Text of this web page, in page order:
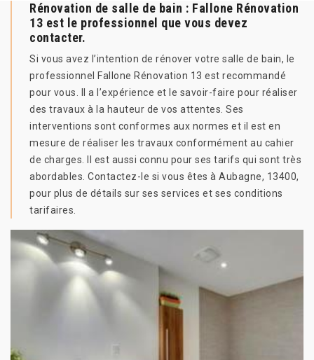
Rénovation de salle de bain : Fallone Rénovation
13 est le professionnel que vous devez
contacter.
Si vous avez l’intention de rénover votre salle de bain, le
professionnel Fallone Rénovation 13 est recommandé
pour vous. Il a l’expérience et le savoir-faire pour réaliser
des travaux à la hauteur de vos attentes. Ses
interventions sont conformes aux normes et il est en
mesure de réaliser les travaux conformément au cahier
de charges. Il est aussi connu pour ses tarifs qui sont très
abordables. Contactez-le si vous êtes à Aubagne, 13400,
pour plus de détails sur ses services et ses conditions
tarifaires.